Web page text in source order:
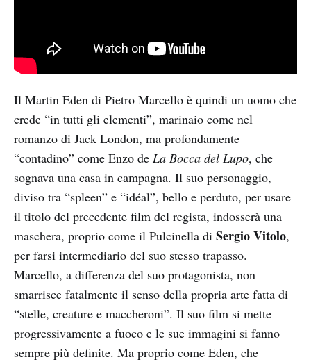
Il Martin Eden di Pietro Marcello è quindi un uomo che
crede “in tutti gli elementi”, marinaio come nel
romanzo di Jack London, ma profondamente
“contadino” come Enzo de La Bocca del Lupo, che
sognava una casa in campagna. Il suo personaggio,
diviso tra “spleen” e “idéal”, bello e perduto, per usare
il titolo del precedente film del regista, indosserà una
maschera, proprio come il Pulcinella di Sergio Vitolo,
per farsi intermediario del suo stesso trapasso.
Marcello, a differenza del suo protagonista, non
smarrisce fatalmente il senso della propria arte fatta di
“stelle, creature e maccheroni”. Il suo film si mette
progressivamente a fuoco e le sue immagini si fanno
sempre più definite. Ma proprio come Eden, che